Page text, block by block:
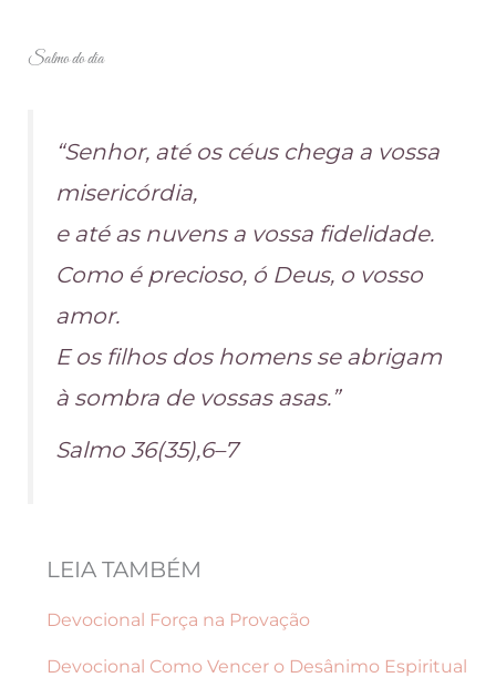
Salmo do dia
“Senhor, até os céus chega a vossa
misericórdia,
e até as nuvens a vossa fidelidade.
Como é precioso, ó Deus, o vosso
amor.
E os filhos dos homens se abrigam
à sombra de vossas asas.”
Salmo 36(35),6–7
LEIA TAMBÉM
Devocional Força na Provação
Devocional Como Vencer o Desânimo Espiritual